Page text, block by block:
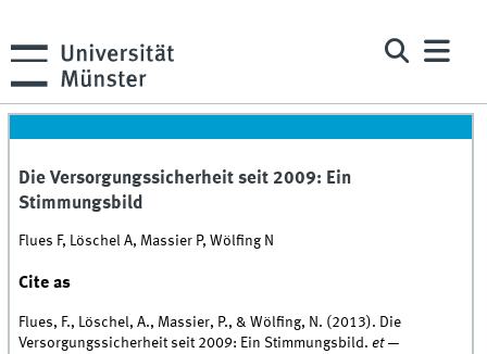
Die Versorgungssicherheit seit 2009: Ein
Stimmungsbild
Flues F, Löschel A, Massier P, Wölfing N
Cite as
Flues, F., Löschel, A., Massier, P., & Wölfing, N. (2013). Die
Versorgungssicherheit seit 2009: Ein Stimmungsbild.et —